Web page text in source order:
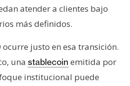
atender a clientes bajo
más definidos.
ocurre justo en esa transición.
una stablecoin emitida por
institucional puede